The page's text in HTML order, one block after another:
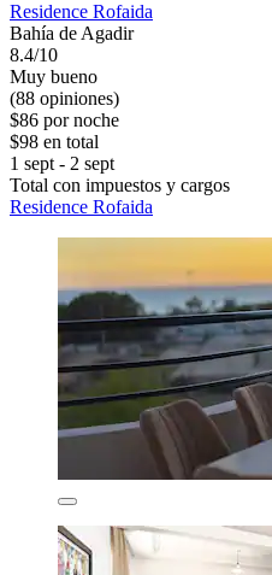
Residence Rofaida
Bahía de Agadir
8.4/10
Muy bueno
(88 opiniones)
$86 por noche
$98 en total
1 sept - 2 sept
Total con impuestos y cargos
Residence Rofaida